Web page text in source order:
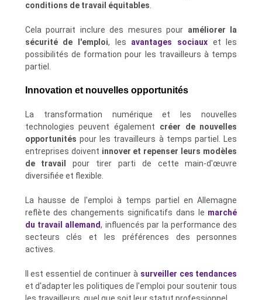
conditions de travail équitables
Cela pourrait inclure des mesures pour améliorer la
sécurité de l'emploi, les avantages sociaux et les
possibilités de formation pour les travailleurs à temps
partiel.
Innovation et nouvelles opportunités
La transformation numérique et les nouvelles
technologies peuvent également créer de nouvelles
opportunités pour les travailleurs à temps partiel. Les
entreprises doivent innover et repenser leurs modèles
de travail pour tirer parti de cette main-d'œuvre
diversifiée et flexible.
La hausse de l'emploi à temps partiel en Allemagne
reflète des changements significatifs dans le marché
du travail allemand, influencés par la performance des
secteurs clés et les préférences des personnes
actives.
Il est essentiel de continuer à surveiller ces tendances
et d'adapter les politiques de l'emploi pour soutenir tous
les travailleurs, quel que soit leur statut professionnel.